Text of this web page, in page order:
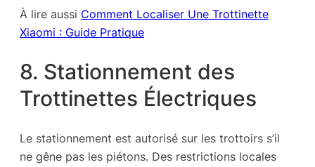
À lire aussi Comment Localiser Une Trottinette
Xiaomi : Guide Pratique
8. Stationnement des
Trottinettes Électriques
Le stationnement est autorisé sur les trottoirs s’il
ne gêne pas les piétons. Des restrictions locales